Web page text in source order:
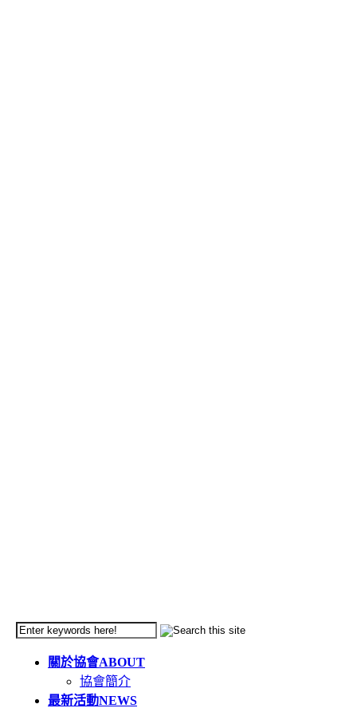
關於協會ABOUT
協會簡介
最新活動NEWS